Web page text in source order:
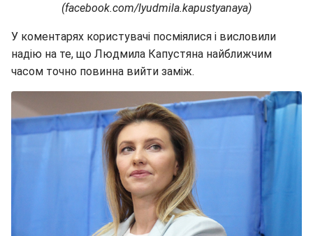
(facebook.com/lyudmila.kapustyanaya)
У коментарях користувачі посміялися і висловили
надію на те, що Людмила Капустяна найближчим
часом точно повинна вийти заміж.